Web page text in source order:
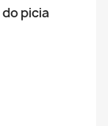
picia